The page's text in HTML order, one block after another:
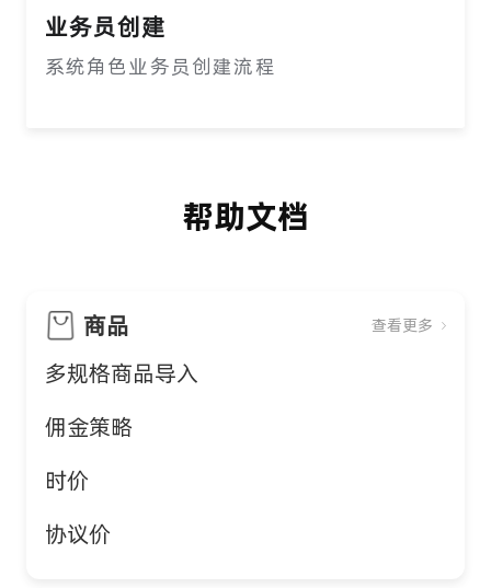
业务员创建
系统角色业务员创建流程
帮助文档
商品 查看更多
多规格商品导入
佣金策略
时价
协议价